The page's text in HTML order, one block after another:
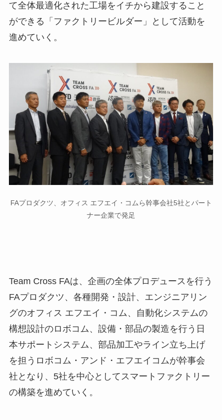
て全体最適化された工場をイチから建設すること
ができる「ファクトリービルダー」として活動を
進めていく。
FAプロダクツ、オフィス エフエイ・コムら幹事会社5社とパート
ナー企業で発足
Team Cross FAは、企画の全体プロデュースを行う
FAプロダクツ、各種開発・設計、エンジニアリン
グのオフィス エフエイ・コム、自動化システムの
構想設計のロボコム、設備・部品の製造を行う日
本サポートシステム、部品加工やライン立ち上げ
を担うロボコム・アンド・エフエイコムが幹事会
社となり、5社を中心としてスマートファクトリー
の構築を進めていく。